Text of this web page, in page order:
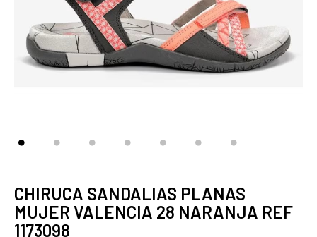
CHIRUCA SANDALIAS PLANAS
MUJER VALENCIA 28 NARANJA REF
1173098